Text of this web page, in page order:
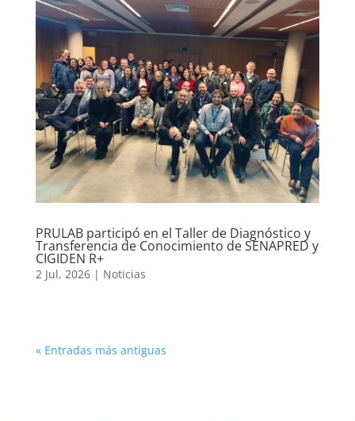
PRULAB participó en el Taller de Diagnóstico y
Transferencia de Conocimiento de SENAPRED y
CIGIDEN R+
2 Jul, 2026| Noticias
« Entradas más antiguas